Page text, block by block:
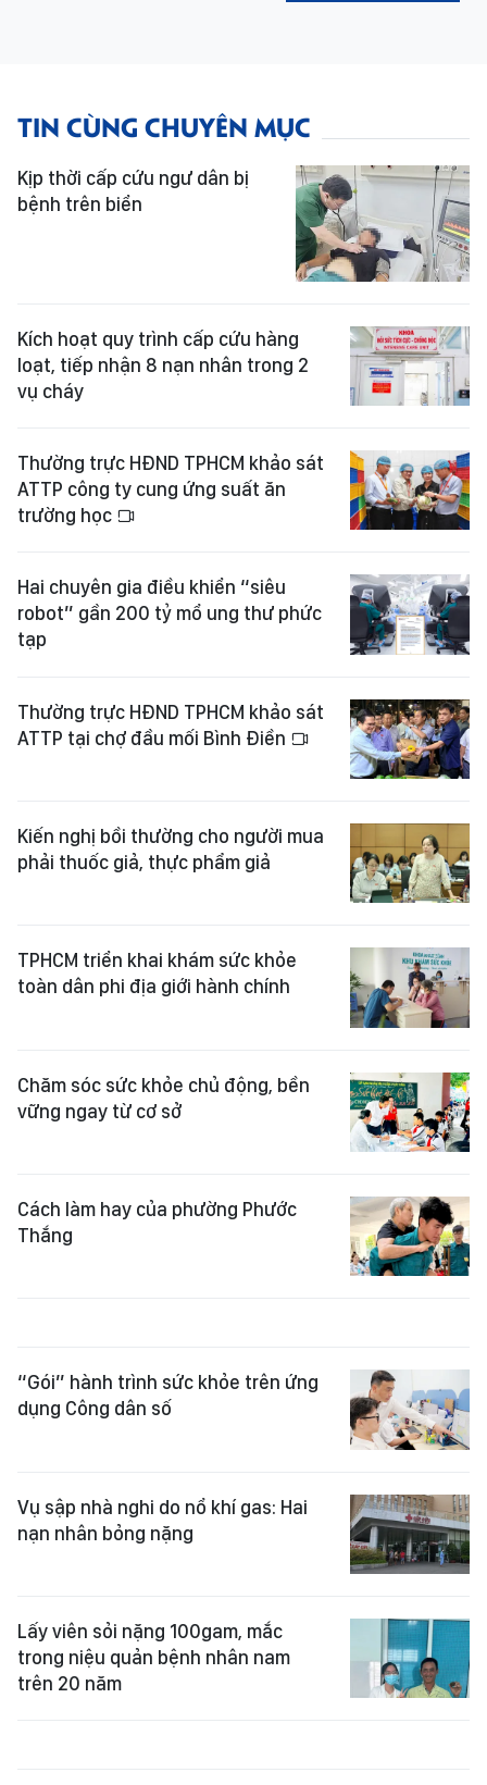
TIN CÙNG CHUYÊN MỤC
Kịp thời cấp cứu ngư dân bị
bệnh trên biển
Kích hoạt quy trình cấp cứu hàng
loạt, tiếp nhận 8 nạn nhân trong 2
vụ cháy
Thường trực HĐND TPHCM khảo sát
ATTP công ty cung ứng suất ăn
trường học
Hai chuyên gia điều khiển “siêu
robot” gần 200 tỷ mổ ung thư phức
tạp
Thường trực HĐND TPHCM khảo sát
ATTP tại chợ đầu mối Bình Điền
Kiến nghị bồi thường cho người mua
phải thuốc giả, thực phẩm giả
TPHCM triển khai khám sức khỏe
toàn dân phi địa giới hành chính
Chăm sóc sức khỏe chủ động, bền
vững ngay từ cơ sở
Cách làm hay của phường Phước
Thắng
“Gói” hành trình sức khỏe trên ứng
dụng Công dân số
Vụ sập nhà nghi do nổ khí gas: Hai
nạn nhân bỏng nặng
Lấy viên sỏi nặng 100gam, mắc
trong niệu quản bệnh nhân nam
trên 20 năm